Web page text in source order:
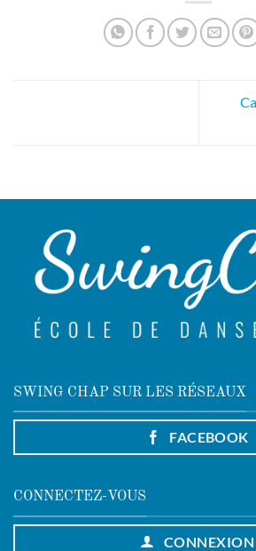
SWING CHAP SUR LES RÉSEAUX
FACEBOOK
CONNECTEZ-VOUS
CONNEXION